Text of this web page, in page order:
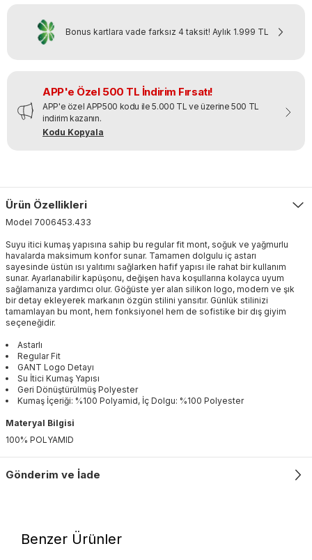
Bonus kartlara vade farksız 4 taksit! Aylık 1.999 TL
APP'e Özel 500 TL İndirim Fırsatı!
APP'e özel APP500 kodu ile 5.000 TL ve üzerine 500 TL
indirim kazanın.
Kodu Kopyala
Ürün Özellikleri
Model 7006453.433
Suyu itici kumaş yapısına sahip bu regular fit mont, soğuk ve yağmurlu
havalarda maksimum konfor sunar. Tamamen dolgulu iç astarı
sayesinde üstün ısı yalıtımı sağlarken hafif yapısı ile rahat bir kullanım
sunar. Ayarlanabilir kapüşonu, değişen hava koşullarına kolayca uyum
sağlamanıza yardımcı olur. Göğüste yer alan silikon logo, modern ve şık
bir detay ekleyerek markanın özgün stilini yansıtır. Günlük stilinizi
tamamlayan bu mont, hem fonksiyonel hem de sofistike bir dış giyim
seçeneğidir.
Astarlı
Regular Fit
GANT Logo Detayı
Su İtici Kumaş Yapısı
Geri Dönüştürülmüş Polyester
Kumaş İçeriği: %100 Polyamid, İç Dolgu: %100 Polyester
Materyal Bilgisi
100% POLYAMID
Gönderim ve İade
Benzer Ürünler